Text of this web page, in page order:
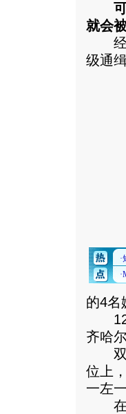
可能
就会
经过
级通
的4名
12
齐哈
双手
位上
一左
在押